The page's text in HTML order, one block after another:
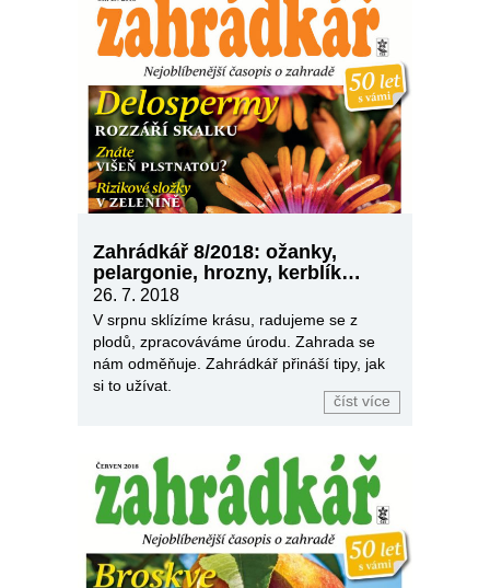
Zahrádkář 8/2018: ožanky,
pelargonie, hrozny, kerblík…
26. 7. 2018
V srpnu sklízíme krásu, radujeme se z
plodů, zpracováváme úrodu. Zahrada se
nám odměňuje. Zahrádkář přináší tipy, jak
si to užívat.
číst více